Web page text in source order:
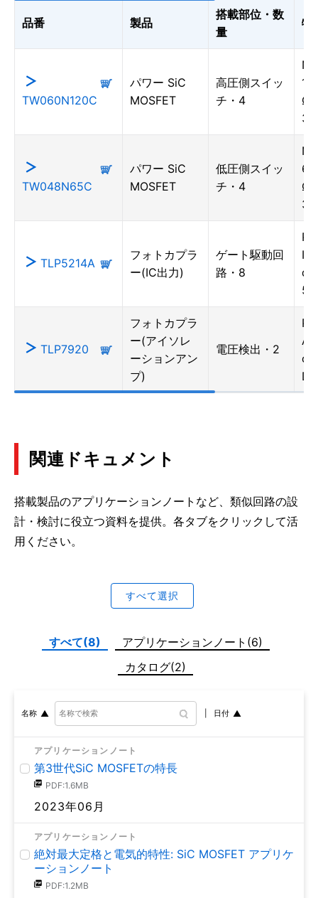
品番 製品
搭載部位・数
量
特
TW060N120C
パワー SiC
MOSFET
高圧側スイッ
チ・4
N-
TW048N65C
パワー SiC
MOSFET
低圧側スイッ
チ・4
N-
TLP5214A
フォトカプラ
ー(IC出力)
ゲート駆動回
路・8
IC
TLP7920
フォトカプラ
ー(アイソレ
ーションアン
プ)
電圧検出・2
関連ドキュメント
搭載製品のアプリケーションノートなど、類似回路の設
計・検討に役立つ資料を提供。各タブをクリックして活
用ください。
すべて選択
すべて(8)
アプリケーションノート(6)
カタログ(2)
名称 日付
アプリケーションノート
第3世代SiC MOSFETの特長
PDF:1.6MB
2023年06月
アプリケーションノート
絶対最大定格と電気的特性: SiC MOSFET アプリケ
ーションノート
PDF:1.2MB